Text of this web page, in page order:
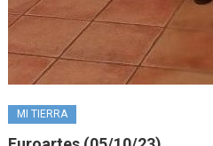
MI TIERRA